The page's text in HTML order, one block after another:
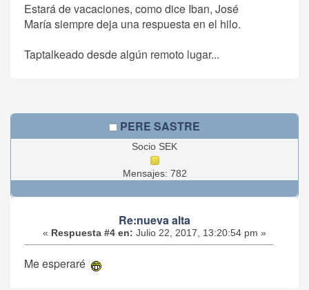
Estará de vacaciones, como dice Iban, José
María siempre deja una respuesta en el hilo.
Taptalkeado desde algún remoto lugar...
PERE SASTRE
Socio SEK
Mensajes: 782
Re:nueva alta
« Respuesta #4 en: Julio 22, 2017, 13:20:54 pm »
Me esperaré